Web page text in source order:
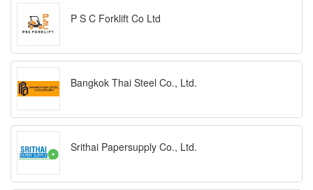
P S C Forklift Co Ltd
Bangkok Thai Steel Co., Ltd.
Srithai Papersupply Co., Ltd.